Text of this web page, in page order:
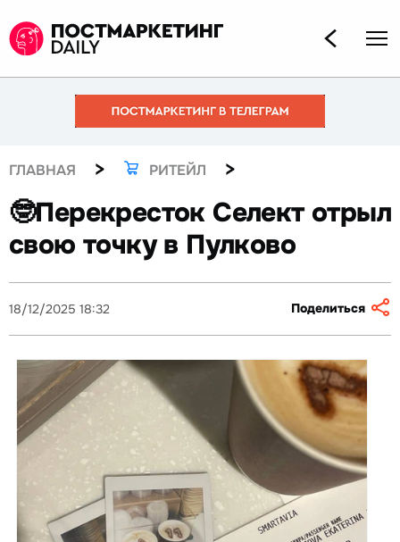
ГЛАВНАЯ > РИТЕЙЛ >
🤓Перекресток Селект отрыл
свою точку в Пулково
18/12/2025 18:32 Поделиться